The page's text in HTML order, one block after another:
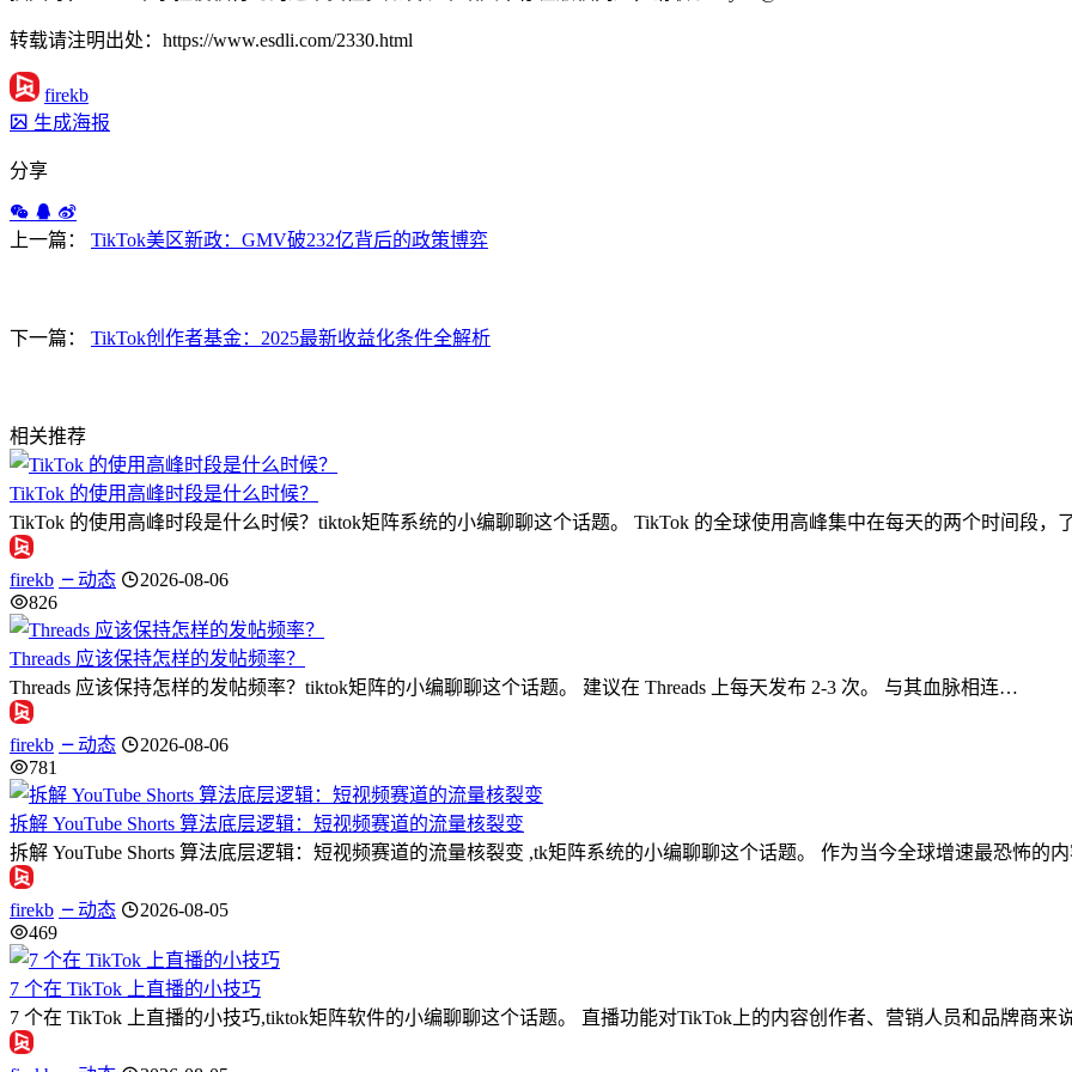
转载请注明出处：https://www.esdli.com/2330.html
firekb
生成海报
分享
上一篇： TikTok美区新政：GMV破232亿背后的政策博弈
下一篇： TikTok创作者基金：2025最新收益化条件全解析
相关推荐
TikTok 的使用高峰时段是什么时候？
TikTok 的使用高峰时段是什么时候？tiktok矩阵系统的小编聊聊这个话题。 TikTok 的全球使用高峰集中在每天的两个时间段，
firekb 动态
2026-08-06
826
Threads 应该保持怎样的发帖频率？
Threads 应该保持怎样的发帖频率？tiktok矩阵的小编聊聊这个话题。 建议在 Threads 上每天发布 2-3 次。 与其血脉相连…
firekb 动态
2026-08-06
781
拆解 YouTube Shorts 算法底层逻辑：短视频赛道的流量核裂变
拆解 YouTube Shorts 算法底层逻辑：短视频赛道的流量核裂变 ,tk矩阵系统的小编聊聊这个话题。 作为当今全球增速最恐怖的
firekb 动态
2026-08-05
469
7 个在 TikTok 上直播的小技巧
7 个在 TikTok 上直播的小技巧,tiktok矩阵软件的小编聊聊这个话题。 直播功能对TikTok上的内容创作者、营销人员和品牌商来